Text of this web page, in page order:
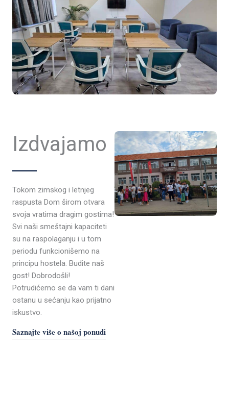
Izdvajamo
Tokom zimskog i letnjeg
raspusta Dom širom otvara
svoja vratima dragim gostima!
Svi naši smeštajni kapaciteti
su na raspolaganju i u tom
periodu funkcionišemo na
principu hostela. Budite naš
gost! Dobrodošli!
Potrudićemo se da vam ti dani
ostanu u sećanju kao prijatno
iskustvo.
Saznajte više o našoj ponudi